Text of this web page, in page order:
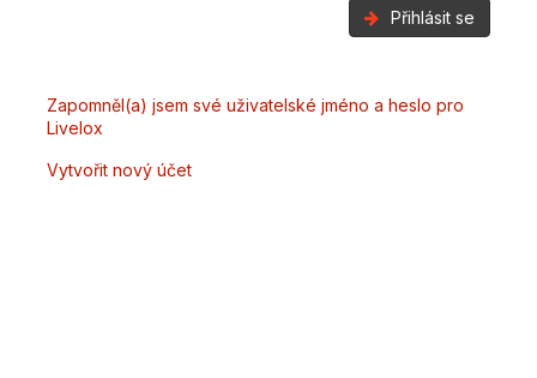
Přihlásit se
Zapomněl(a) jsem své uživatelské jméno a heslo pro
Livelox
Vytvořit nový účet